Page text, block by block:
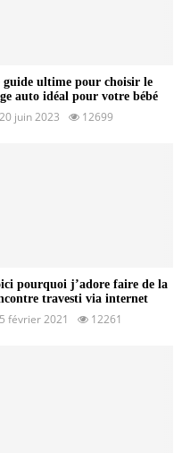
guide ultime pour choisir le
auto idéal pour votre bébé
20 juin 2023 12699
pourquoi j’adore faire de la
travesti via internet
5 février 2021 12261